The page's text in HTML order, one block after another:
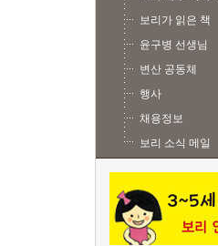
보리가 읽은 책
윤구병 선생님
변산 공동체
행사
채용정보
보리 소식 메일